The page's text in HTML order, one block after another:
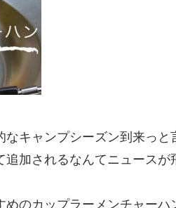
なキャンプシーズン到来っ
加されるなんてニュースが
のカップラーメンチャー